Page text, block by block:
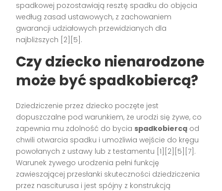
spadkowej pozostawiają resztę spadku do objęcia
według zasad ustawowych, z zachowaniem
gwarancji udziałowych przewidzianych dla
najbliższych [2][5].
Czy dziecko nienarodzone
może być spadkobiercą?
Dziedziczenie przez dziecko poczęte jest
dopuszczalne pod warunkiem, że urodzi się żywe, co
zapewnia mu zdolność do bycia spadkobiercą od
chwili otwarcia spadku i umożliwia wejście do kręgu
powołanych z ustawy lub z testamentu [1][2][5][7].
Warunek żywego urodzenia pełni funkcję
zawieszającej przesłanki skuteczności dziedziczenia
przez nasciturusa i jest spójny z konstrukcją